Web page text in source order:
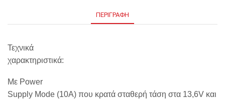
ΠΕΡΙΓΡΑΦΉ
Τεχνικά
χαρακτηριστικά:
Με Power
Supply Mode (10Α) που κρατά σταθερή τάση στα 13,6V και